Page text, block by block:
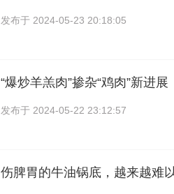
发布于 2024-05-23 20:18:05
“爆炒羊羔肉”掺杂“鸡肉”新进展
发布于 2024-05-22 23:12:57
伤脾胃的牛油锅底，越来越难